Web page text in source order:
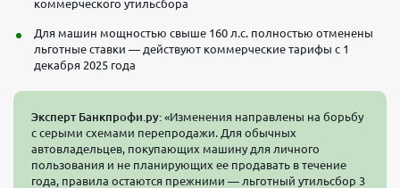
коммерческого утильсбора
Для машин мощностью свыше 160 л.с. полностью отменены
льготные ставки — действуют коммерческие тарифы с 1
декабря 2025 года
Эксперт Банкпрофи.ру: «Изменения направлены на борьбу
с серыми схемами перепродажи. Для обычных
автовладельцев, покупающих машину для личного
пользования и не планирующих ее продавать в течение
года, правила остаются прежними — льготный утильсбор 3